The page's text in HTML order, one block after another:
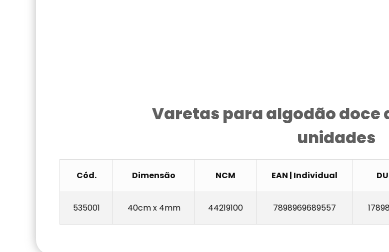
Varetas para algodão doce
unidades
Cód. Dimensão NCM EAN | Individual
535001 40cm x 4mm 44219100 7898969689557